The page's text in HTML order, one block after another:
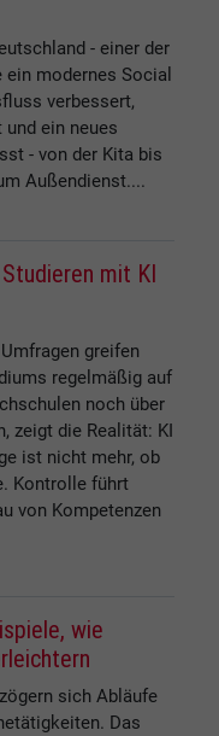
- einer der
modernes Social
verbessert,
ein neues
- von der Kita bis
Außendienst....
mit KI
greifen
regelmäßig auf
noch über
zeigt die Realität: KI
ist nicht mehr, ob
Kontrolle führt
von Kompetenzen
wie
sich Abläufe
Das